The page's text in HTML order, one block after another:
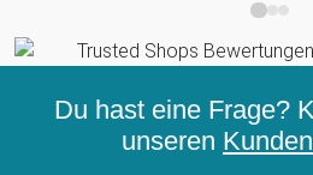
Du hast eine Frage?
unseren